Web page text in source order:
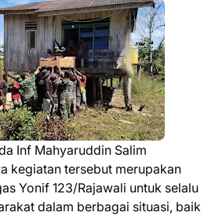
Inf Mahyaruddin Salim
kegiatan tersebut merupakan
Yonif 123/Rajawali untuk selalu
dalam berbagai situasi, baik